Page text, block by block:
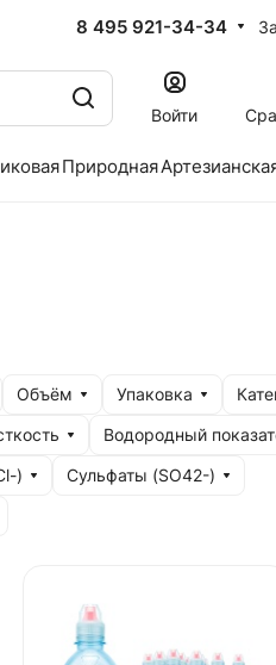
8 495 921-34-34
Войти
Природная
Объём Упаковка
Водородный
)
Сульфаты (SO42-)